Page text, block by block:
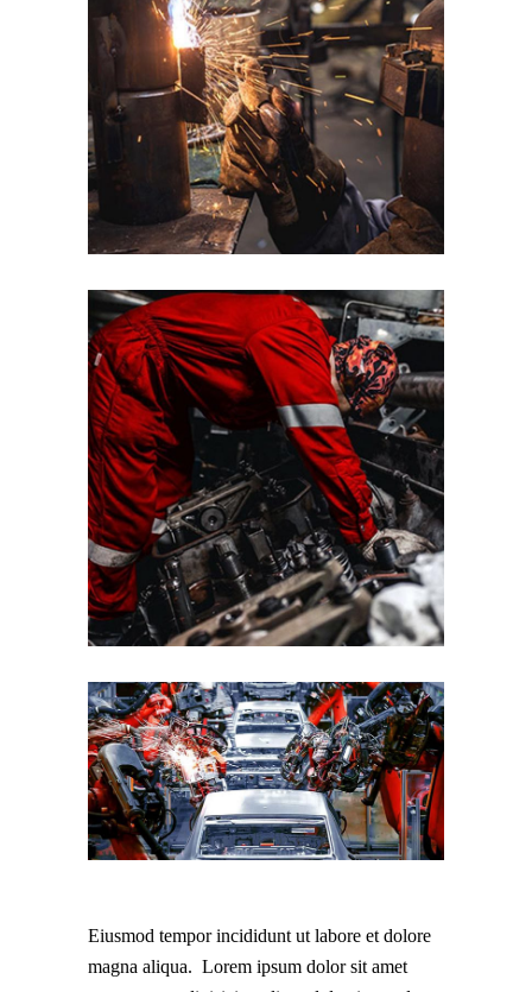
Eiusmod tempor incididunt ut labore et dolore
magna aliqua. Lorem ipsum dolor sit amet